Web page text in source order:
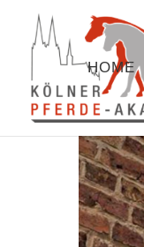
HOME